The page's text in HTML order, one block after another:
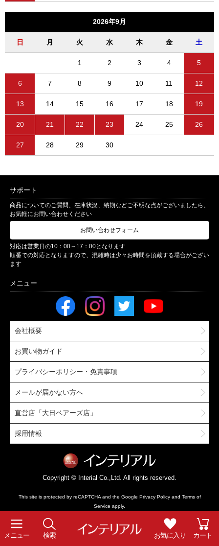
メニュー 検索 お気に入り カート
2026年9月
日 月 火 水 木 金 土
1 2 3 4 5
6 7 8 9 10 11 12
13 14 15 16 17 18 19
20 21 22 23 24 25 26
27 28 29 30
サポート
商品についてのご質問、在庫状況、納期などご不明な点がございましたら、
お気軽にお問い合わせください
お問い合わせフォーム
対応は営業日の10：00～17：00となります
順番での対応となりますので、混雑時は少々お時間を頂戴する場合がござい
ます
会社概要
お買い物ガイド
プライバシーポリシー・免責事項
メールが届かない方へ
直営店「大日ベアーズ店」
採用情報
Copyright © Interial Co.,Ltd. All rights reserved.
This site is protected by reCAPTCHA and the Google Privacy Policyand Terms of
Service apply.